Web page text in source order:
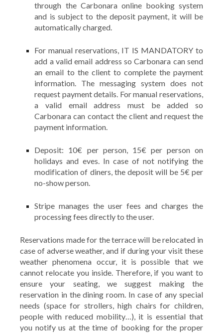
through the Carbonara online booking system
and is subject to the deposit payment, it will be
automatically charged.
For manual reservations, IT IS MANDATORY to
add a valid email address so Carbonara can send
an email to the client to complete the payment
information. The messaging system does not
request payment details. For manual reservations,
a valid email address must be added so
Carbonara can contact the client and request the
payment information.
Deposit: 10€ per person, 15€ per person on
holidays and eves. In case of not notifying the
modification of diners, the deposit will be 5€ per
no-show person.
Stripe manages the user fees and charges the
processing fees directly to the user.
Reservations made for the terrace will be relocated in
case of adverse weather, and if during your visit these
weather phenomena occur, it is possible that we
cannot relocate you inside. Therefore, if you want to
ensure your seating, we suggest making the
reservation in the dining room. In case of any special
needs (space for strollers, high chairs for children,
people with reduced mobility…), it is essential that
you notify us at the time of booking for the proper